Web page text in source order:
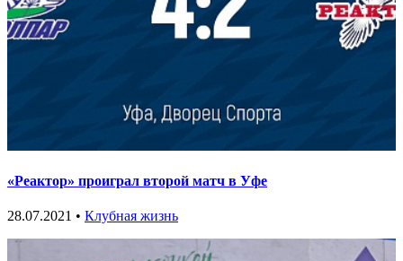
«Реактор» проиграл второй матч в Уфе
28.07.2021 • Клубная жизнь